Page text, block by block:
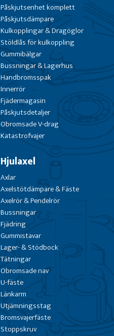
Påskjutsenhet komplett
Påskjutsdämpare
Kulkopplingar & Dragöglor
Stöldlås för kulkoppling
Gummibälgar
Bussningar & Lagerhus
Handbromsspak
Innerrör
Fjädermagasin
Påskjutsdetaljer
Obromsade V-drag
Katastrofvajer
Hjulaxel
Axlar
Axelstötdämpare & Fäste
Axelrör & Pendelrör
Bussningar
Fjädring
Gummistavar
Lager- & Stödbock
Tätningar
Obromsade nav
U-fäste
Länkarm
Utjämningsstag
Bromsvajerfäste
Stoppskruv